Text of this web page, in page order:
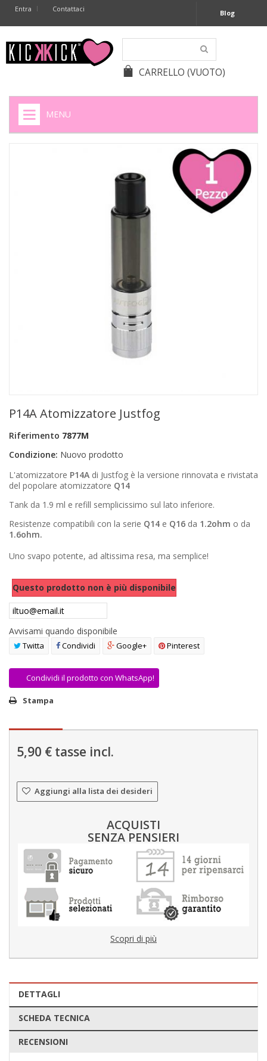
Entra Contattaci Blog
CARRELLO (VUOTO)
MENU
+
BATTERIE APPARECCHI ACUSTICI
FAI DA TE
NOVITÀ
ARTICOLI IN OFFERTA
P14A Atomizzatore Justfog
Riferimento 7877M
Condizione: Nuovo prodotto
L'atomizzatore P14A di Justfog è la versione rinnovata e rivistata
del popolare atomizzatore Q14
Tank da 1.9 ml e refill semplicissimo sul lato inferiore.
Resistenze compatibili con la serie Q14 e Q16 da 1.2ohm o da
1.6ohm.
Uno svapo potente, ad altissima resa, ma semplice!
Questo prodotto non è più disponibile
Avvisami quando disponibile
Twitta Condividi Google+ Pinterest
Condividi il prodotto con WhatsApp!
Stampa
5,90 € tasse incl.
Aggiungi alla lista dei desideri
ACQUISTI
SENZA PENSIERI
Scopri di più
DETTAGLI
SCHEDA TECNICA
RECENSIONI